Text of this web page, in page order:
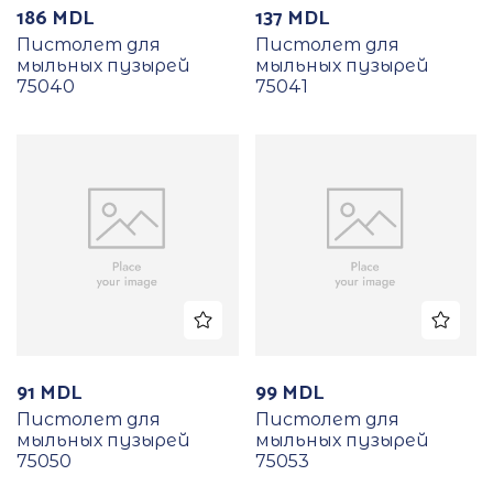
186 MDL
Пистолет для
мыльных пузырей
75040
137 MDL
Пистолет для
мыльных пузырей
75041
91 MDL
Пистолет для
мыльных пузырей
75050
99 MDL
Пистолет для
мыльных пузырей
75053